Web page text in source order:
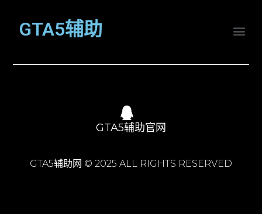
GTA5辅助
GTA5辅助官网
GTA5辅助网 © 2025 ALL RIGHTS RESERVED